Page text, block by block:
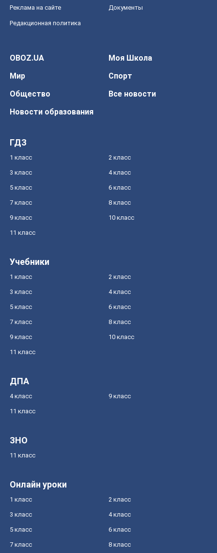
Реклама на сайте Документы
Редакционная политика
OBOZ.UA
Моя Школа
Мир
Спорт
Общество
Все новости
Новости образования
ГДЗ
1 класс 2 класс
3 класс 4 класс
5 класс 6 класс
7 класс 8 класс
9 класс 10 класс
11 класс
Учебники
1 класс 2 класс
3 класс 4 класс
5 класс 6 класс
7 класс 8 класс
9 класс 10 класс
11 класс
ДПА
4 класс 9 класс
11 класс
ЗНО
11 класс
Онлайн уроки
1 класс 2 класс
3 класс 4 класс
5 класс 6 класс
7 класс 8 класс